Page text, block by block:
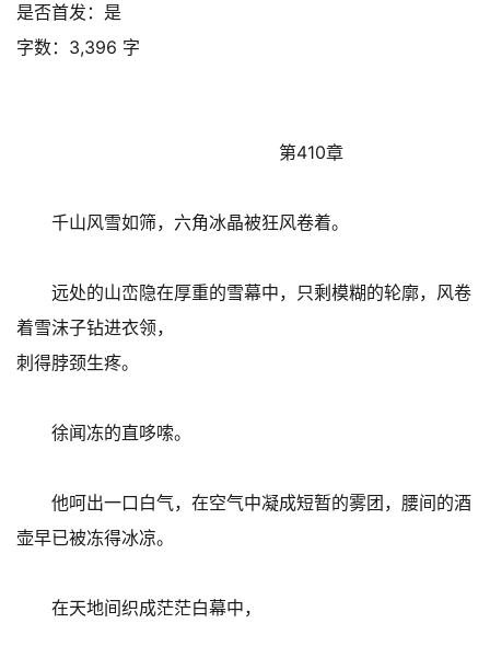
是否首发：是
字数：3,396 字
第410章
千山风雪如筛，六角冰晶被狂风卷着。
远处的山峦隐在厚重的雪幕中，只剩模糊的轮廓，风卷
着雪沫子钻进衣领，
刺得脖颈生疼。
徐闻冻的直哆嗦。
他呵出一口白气，在空气中凝成短暂的雾团，腰间的酒
壶早已被冻得冰凉。
在天地间织成茫茫白幕中，